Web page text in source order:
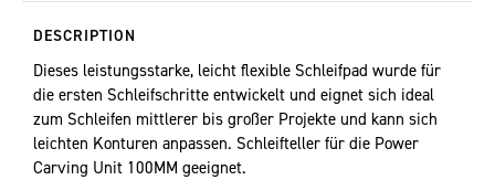
DESCRIPTION
Dieses leistungsstarke, leicht flexible Schleifpad wurde für
die ersten Schleifschritte entwickelt und eignet sich ideal
zum Schleifen mittlerer bis großer Projekte und kann sich
leichten Konturen anpassen. Schleifteller für die Power
Carving Unit 100MM geeignet.